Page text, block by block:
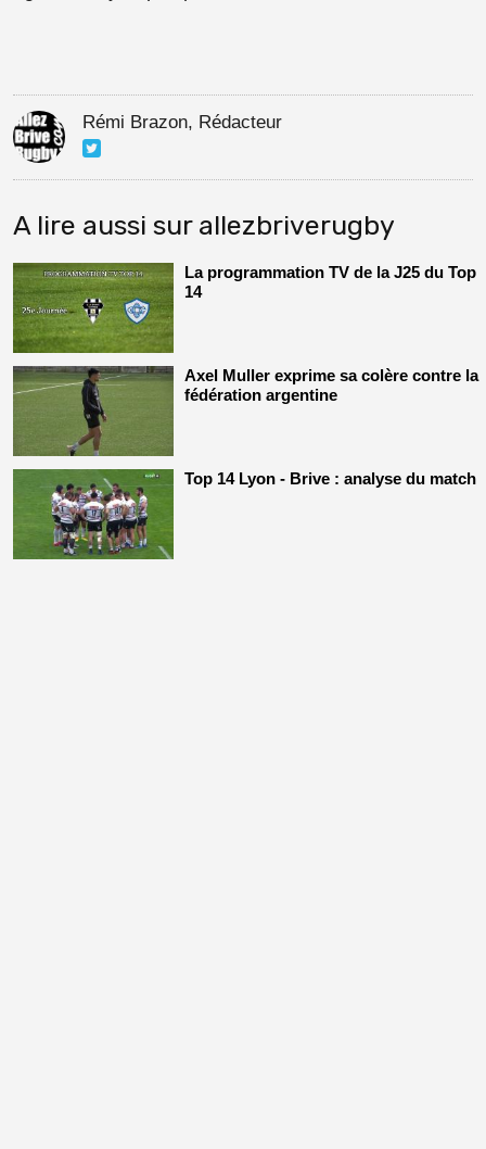
Rémi Brazon, Rédacteur
A lire aussi sur allezbriverugby
La programmation TV de la J25 du Top
14
Axel Muller exprime sa colère contre la
fédération argentine
Top 14 Lyon - Brive : analyse du match